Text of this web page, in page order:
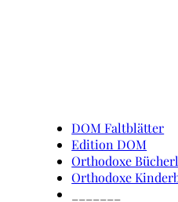
DOM Faltblätter
Edition DOM
Orthodoxe
Orthodoxe